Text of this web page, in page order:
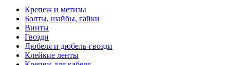
Крепеж и метизы
Болты, шайбы, гайки
Винты
Гвозди
Дюбеля и дюбель-гвозди
Клейкие ленты